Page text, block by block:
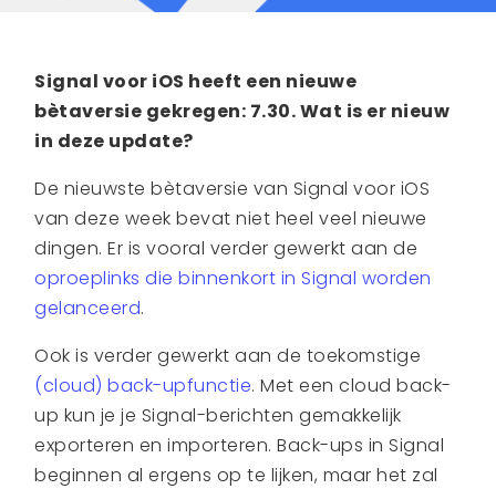
Signal voor iOS heeft een nieuwe
bètaversie gekregen: 7.30. Wat is er nieuw
in deze update?
De nieuwste bètaversie van Signal voor iOS
van deze week bevat niet heel veel nieuwe
dingen. Er is vooral verder gewerkt aan de
oproeplinks die binnenkort in Signal worden
gelanceerd.
Ook is verder gewerkt aan de toekomstige
(cloud) back-upfunctie. Met een cloud back-
up kun je je Signal-berichten gemakkelijk
exporteren en importeren. Back-ups in Signal
beginnen al ergens op te lijken, maar het zal